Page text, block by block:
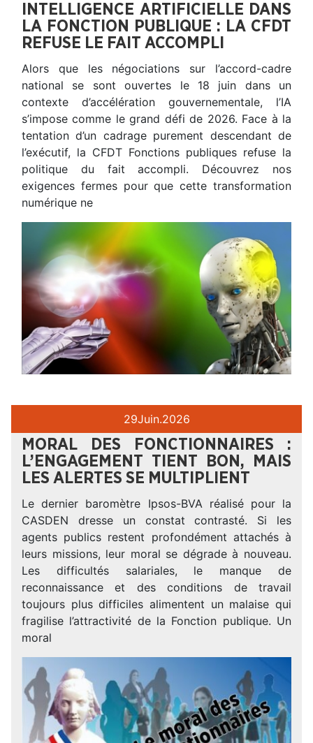
INTELLIGENCE ARTIFICIELLE DANS
LA FONCTION PUBLIQUE : LA CFDT
REFUSE LE FAIT ACCOMPLI
Alors que les négociations sur l’accord-cadre
national se sont ouvertes le 18 juin dans un
contexte d’accélération gouvernementale, l’IA
s’impose comme le grand défi de 2026. Face à la
tentation d’un cadrage purement descendant de
l’exécutif, la CFDT Fonctions publiques refuse la
politique du fait accompli. Découvrez nos
exigences fermes pour que cette transformation
numérique ne
29Juin.2026
MORAL DES FONCTIONNAIRES :
L’ENGAGEMENT TIENT BON, MAIS
LES ALERTES SE MULTIPLIENT
Le dernier baromètre Ipsos-BVA réalisé pour la
CASDEN dresse un constat contrasté. Si les
agents publics restent profondément attachés à
leurs missions, leur moral se dégrade à nouveau.
Les difficultés salariales, le manque de
reconnaissance et des conditions de travail
toujours plus difficiles alimentent un malaise qui
fragilise l’attractivité de la Fonction publique. Un
moral